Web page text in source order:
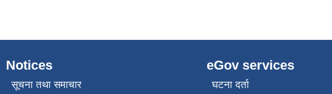
Notices
सूचना तथा समाचार
eGov services
घटना दर्ता